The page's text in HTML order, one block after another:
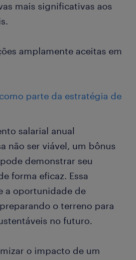
mais significativas aos
amplamente aceitas em
parte da estratégia de
salarial anual
não ser viável, um bônus
demonstrar seu
forma eficaz. Essa
a oportunidade de
o terreno para
no futuro.
o impacto de um